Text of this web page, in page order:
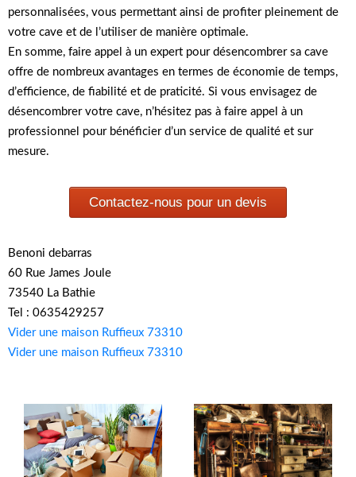
personnalisées, vous permettant ainsi de profiter pleinement de
votre cave et de l’utiliser de manière optimale.
En somme, faire appel à un expert pour désencombrer sa cave
offre de nombreux avantages en termes de économie de temps,
d’efficience, de fiabilité et de praticité. Si vous envisagez de
désencombrer votre cave, n’hésitez pas à faire appel à un
professionnel pour bénéficier d’un service de qualité et sur
mesure.
Contactez-nous pour un devis
Benoni debarras
60 Rue James Joule
73540 La Bathie
Tel : 0635429257
Vider une maison Ruffieux 73310
Vider une maison Ruffieux 73310